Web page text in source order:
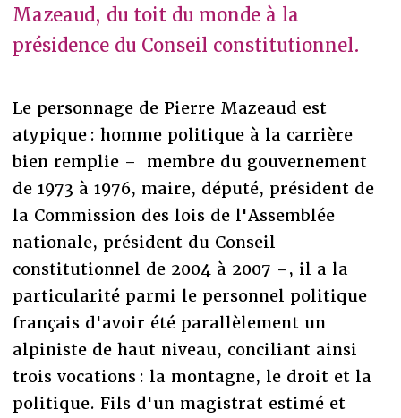
Mazeaud, du toit du monde à la
présidence du Conseil constitutionnel.
Le personnage de Pierre Mazeaud est
atypique : homme politique à la carrière
bien remplie – membre du gouvernement
de 1973 à 1976, maire, député, président de
la Commission des lois de l'Assemblée
nationale, président du Conseil
constitutionnel de 2004 à 2007 –, il a la
particularité parmi le personnel politique
français d'avoir été parallèlement un
alpiniste de haut niveau, conciliant ainsi
trois vocations : la montagne, le droit et la
politique. Fils d'un magistrat estimé et